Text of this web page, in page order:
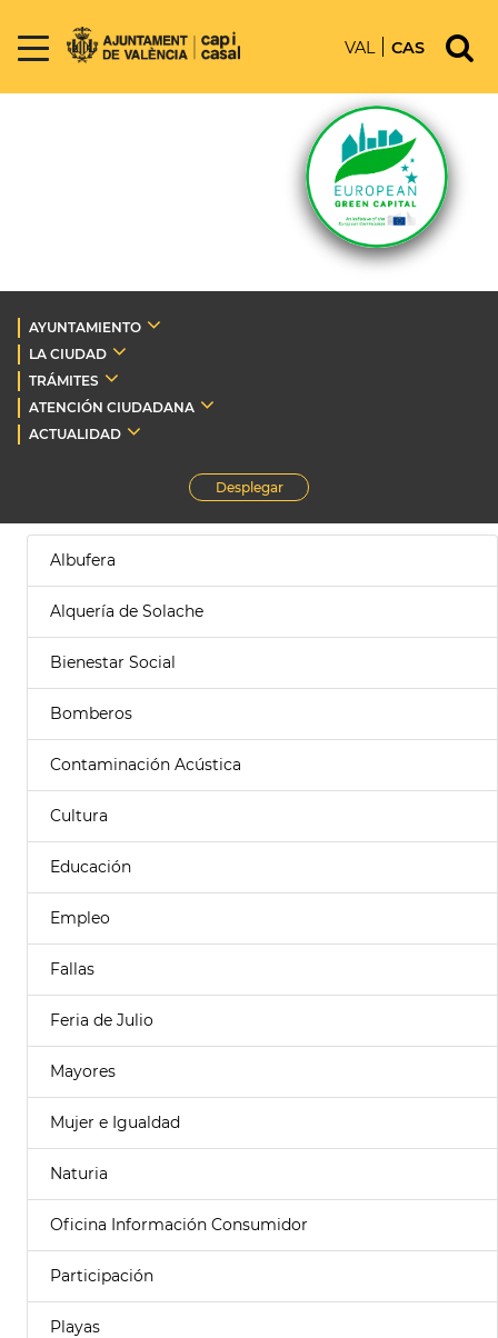
VAL CAS
AYUNTAMIENTO
LA CIUDAD
TRÁMITES
ATENCIÓN CIUDADANA
ACTUALIDAD
Desplegar
Albufera
Alquería de Solache
Bienestar Social
Bomberos
Contaminación Acústica
Cultura
Educación
Empleo
Fallas
Feria de Julio
Mayores
Mujer e Igualdad
Naturia
Oficina Información Consumidor
Participación
Playas